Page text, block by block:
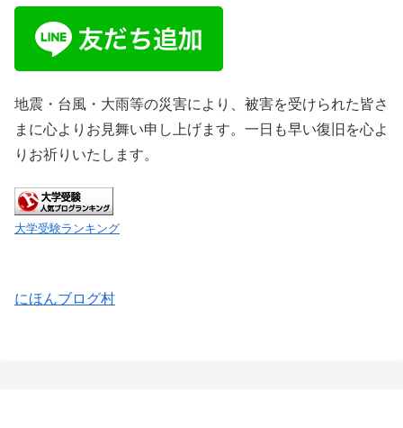
地震・台風・大雨等の災害により、被害を受けられた皆さ
まに心よりお見舞い申し上げます。一日も早い復旧を心よ
りお祈りいたします。
大学受験ランキング
にほんブログ村